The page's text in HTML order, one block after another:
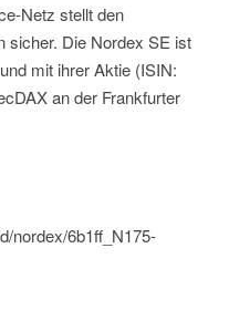
Netz stellt den
sicher. Die Nordex SE ist
mit ihrer Aktie (ISIN:
an der Frankfurter
nordex/6b1ff_N175-